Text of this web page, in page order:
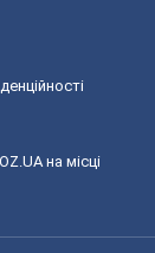
на місці